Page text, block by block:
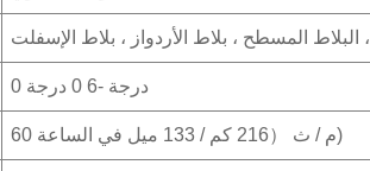
البلاط المسطح ، بلاط الأردواز ، بلاط الإسفلت
0 درجة -6 0 درجة
60 م / ث （216 كم / 133 ميل في الساعة)